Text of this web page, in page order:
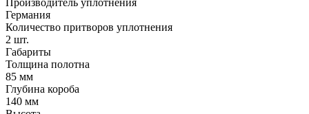
Германия
Количество притворов уплотнения
2 шт.
Габариты
Толщина полотна
85 мм
Глубина короба
140 мм